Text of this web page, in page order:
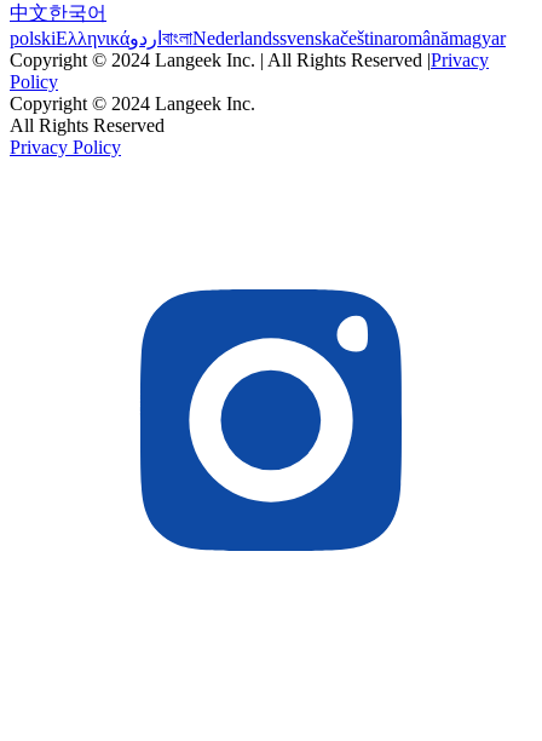
中文한국어
polskiΕλληνικάاردو বাংলাNederlandssvenskačeštinaromânămagyar
Copyright © 2024 Langeek Inc. | All Rights Reserved |Privacy
Policy
Copyright © 2024 Langeek Inc.
All Rights Reserved
Privacy Policy